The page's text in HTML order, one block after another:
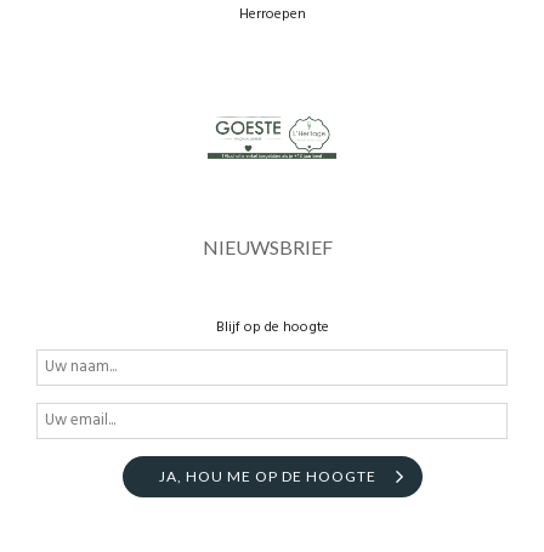
Herroepen
NIEUWSBRIEF
Blijf op de hoogte
JA, HOU ME OP DE HOOGTE